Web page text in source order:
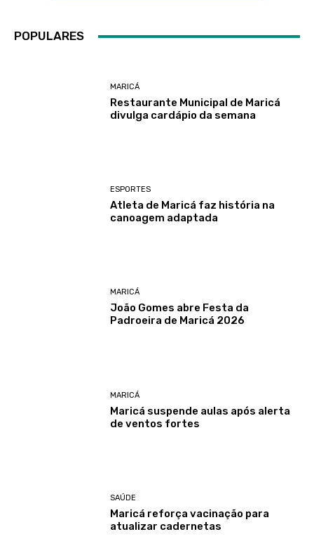
POPULARES
MARICÁ
Restaurante Municipal de Maricá
divulga cardápio da semana
ESPORTES
Atleta de Maricá faz história na
canoagem adaptada
MARICÁ
João Gomes abre Festa da
Padroeira de Maricá 2026
MARICÁ
Maricá suspende aulas após alerta
de ventos fortes
SAÚDE
Maricá reforça vacinação para
atualizar cadernetas